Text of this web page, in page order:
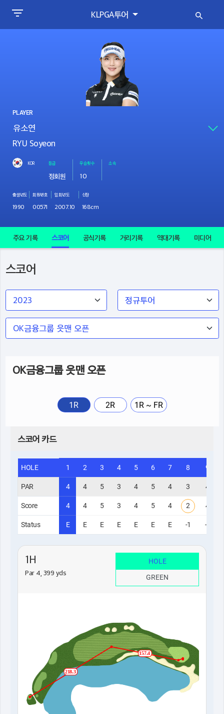
KLPGA투어
PLAYER
RYU Soyeon
KOR 등급
정회원
우승횟수
10
소속
출생년도
1990
회원번호
00571
입회년도
2007.10
신장
168cm
주요 기록 스코어 공식기록 거리기록 역대기록 미디어
스코어
OK금융그룹 읏맨 오픈
1R 2R 1R ~ FR
스코어 카드
HOLE 1 2 3 4 5 6 7 8 9
PAR 4 4 5 3 4 5 4 3 4
Score 4 4 5 3 4 5 4 2 4
Status E E E E E E E -1 -1
1H
Par 4, 399 yds
HOLE
GREEN
218.3
157.4